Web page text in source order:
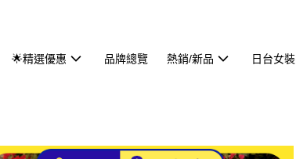
🌟精選優惠 品牌總覽 熱銷/新品 日台女裝